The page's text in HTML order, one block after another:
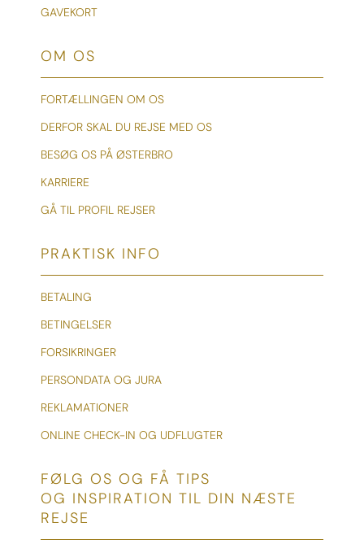
GAVEKORT
OM OS
FORTÆLLINGEN OM OS
DERFOR SKAL DU REJSE MED OS
BESØG OS PÅ ØSTERBRO
KARRIERE
GÅ TIL PROFIL REJSER
PRAKTISK INFO
BETALING
BETINGELSER
FORSIKRINGER
PERSONDATA OG JURA
REKLAMATIONER
ONLINE CHECK-IN OG UDFLUGTER
FØLG OS OG FÅ TIPS
OG INSPIRATION TIL DIN NÆSTE
REJSE